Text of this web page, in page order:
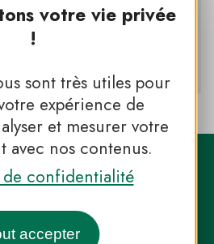
votre vie privée
!
sont très utiles pour
expérience de
et mesurer votre
avec nos contenus.
confidentialité
accepter
HAUT-LANGUEDOC